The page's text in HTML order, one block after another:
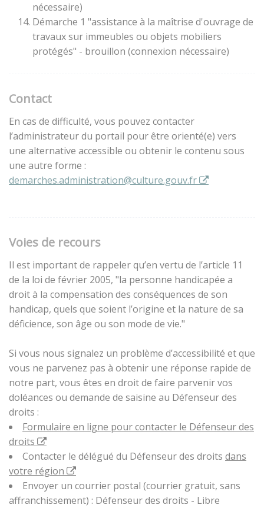
nécessaire)
Démarche 1 "assistance à la maîtrise d'ouvrage de
travaux sur immeubles ou objets mobiliers
protégés" - brouillon (connexion nécessaire)
Contact
En cas de difficulté, vous pouvez contacter
l’administrateur du portail pour être orienté(e) vers
une alternative accessible ou obtenir le contenu sous
une autre forme :
demarches.administration@culture.gouv.fr
Voies de recours
Il est important de rappeler qu’en vertu de l’article 11
de la loi de février 2005, "la personne handicapée a
droit à la compensation des conséquences de son
handicap, quels que soient l’origine et la nature de sa
déficience, son âge ou son mode de vie."
Si vous nous signalez un problème d’accessibilité et que
vous ne parvenez pas à obtenir une réponse rapide de
notre part, vous êtes en droit de faire parvenir vos
doléances ou demande de saisine au Défenseur des
droits :
Formulaire en ligne pour contacter le Défenseur des
droits
Contacter le délégué du Défenseur des droits dans
votre région
Envoyer un courrier postal (courrier gratuit, sans
affranchissement) : Défenseur des droits - Libre